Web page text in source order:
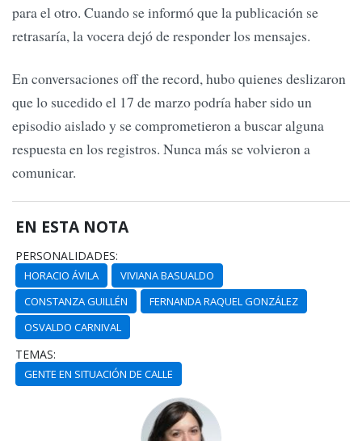
para el otro. Cuando se informó que la publicación se
retrasaría, la vocera dejó de responder los mensajes.
En conversaciones off the record, hubo quienes deslizaron
que lo sucedido el 17 de marzo podría haber sido un
episodio aislado y se comprometieron a buscar alguna
respuesta en los registros. Nunca más se volvieron a
comunicar.
EN ESTA NOTA
PERSONALIDADES:
HORACIO ÁVILA
VIVIANA BASUALDO
CONSTANZA GUILLÉN
FERNANDA RAQUEL GONZÁLEZ
OSVALDO CARNIVAL
TEMAS:
GENTE EN SITUACIÓN DE CALLE